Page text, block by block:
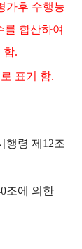
가후 수행능
를 합산하여
함.
표기 함.
행령 제12조
조에 의한